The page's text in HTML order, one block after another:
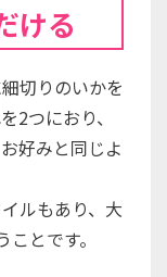
ける
切りのいかを
2つにおり、
好みと同じよ
ルもあり、大
とです。